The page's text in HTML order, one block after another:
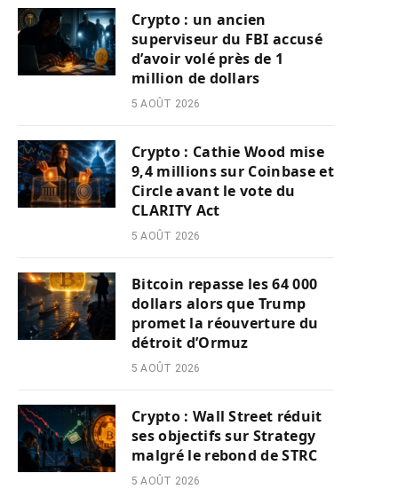
Crypto : un ancien
superviseur du FBI accusé
d’avoir volé près de 1
million de dollars
5 AOÛT 2026
Crypto : Cathie Wood mise
9,4 millions sur Coinbase et
Circle avant le vote du
CLARITY Act
5 AOÛT 2026
Bitcoin repasse les 64 000
dollars alors que Trump
promet la réouverture du
détroit d’Ormuz
5 AOÛT 2026
Crypto : Wall Street réduit
ses objectifs sur Strategy
malgré le rebond de STRC
5 AOÛT 2026